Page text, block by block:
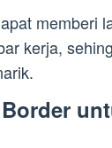
memberi
kerja,